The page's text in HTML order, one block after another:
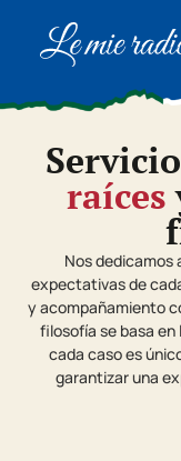
raíces
Nos dedicamos
expectativas de
y acompañamiento
filosofía se basa
cada caso es
garantizar una